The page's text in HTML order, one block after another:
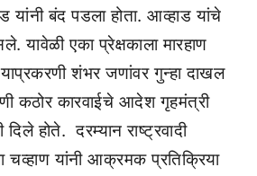
यांनी बंद पडला होता. आव्हाड यांचे
यावेळी एका प्रेक्षकाला मारहाण
शंभर जणांवर गुन्हा दाखल
कठोर कारवाईचे आदेश गृहमंत्री
होते. दरम्यान राष्ट्रवादी
चव्हाण यांनी आक्रमक प्रतिक्रिया